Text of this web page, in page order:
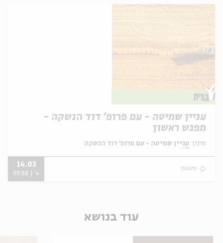
עניין שמיטה - עם פרופ' דוד הנשקה -
מפגש ראשון
מתוך: עניין שמיטה - עם פרופ' דוד הנשקה
zoom
14.03
א' | 09:00
עוד בנושא